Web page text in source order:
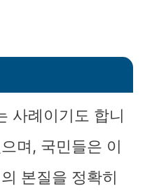
사례이기도 합니
며, 국민들은 이
본질을 정확히